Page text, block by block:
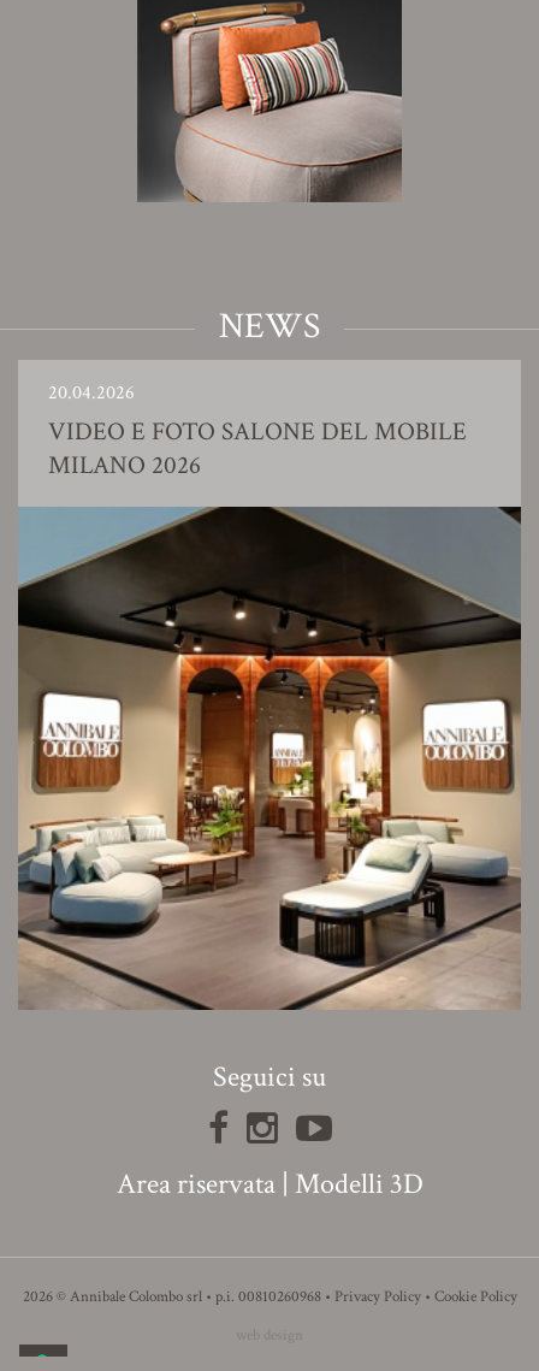
NEWS
E FOTO SALONE DEL MOBILE
2026
Seguici su
Area riservata| Modelli 3D
2026 © Annibale Colombo srl • p.i. 00810260968 • Privacy Policy• Cookie Policy
web design